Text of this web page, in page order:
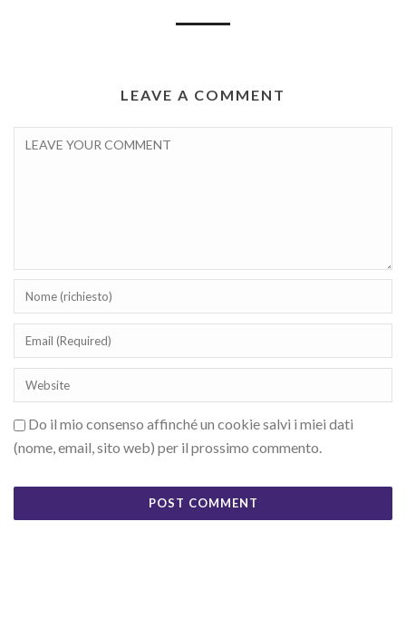
LEAVE A COMMENT
Do il mio consenso affinché un cookie salvi i miei dati
(nome, email, sito web) per il prossimo commento.